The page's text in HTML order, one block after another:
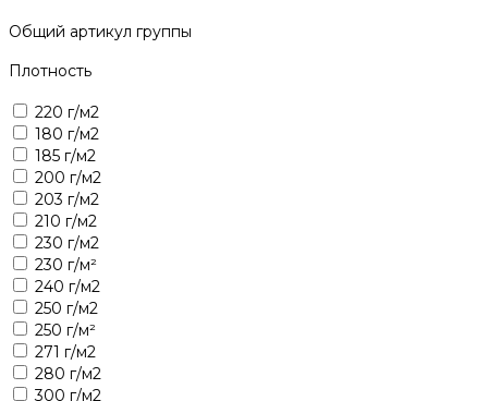
Общий артикул группы
Плотность
220 г/м2
180 г/м2
185 г/м2
200 г/м2
203 г/м2
210 г/м2
230 г/м2
230 г/м²
240 г/м2
250 г/м2
250 г/м²
271 г/м2
280 г/м2
300 г/м2